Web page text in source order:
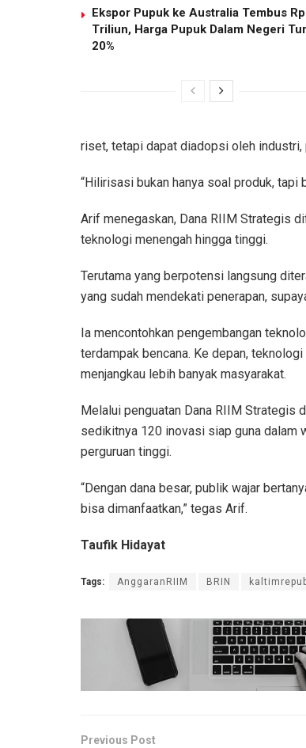
Ekspor Pupuk ke Australia Tembus
Triliun, Harga Pupuk Dalam Negeri
20%
riset, tetapi dapat diadopsi oleh industri,
“Hilirisasi bukan hanya soal produk, tapi
Arif menegaskan, Dana RIIM Strategis
teknologi menengah hingga tinggi.
Terutama yang berpotensi langsung
yang sudah mendekati penerapan,
Ia mencontohkan pengembangan
terdampak bencana. Ke depan,
menjangkau lebih banyak masyarakat.
Melalui penguatan Dana RIIM Strategis
sedikitnya 120 inovasi siap guna dalam
perguruan tinggi.
“Dengan dana besar, publik wajar
bisa dimanfaatkan,” tegas Arif.
Taufik Hidayat
Tags: AnggaranRIIM BRIN
Previous Post